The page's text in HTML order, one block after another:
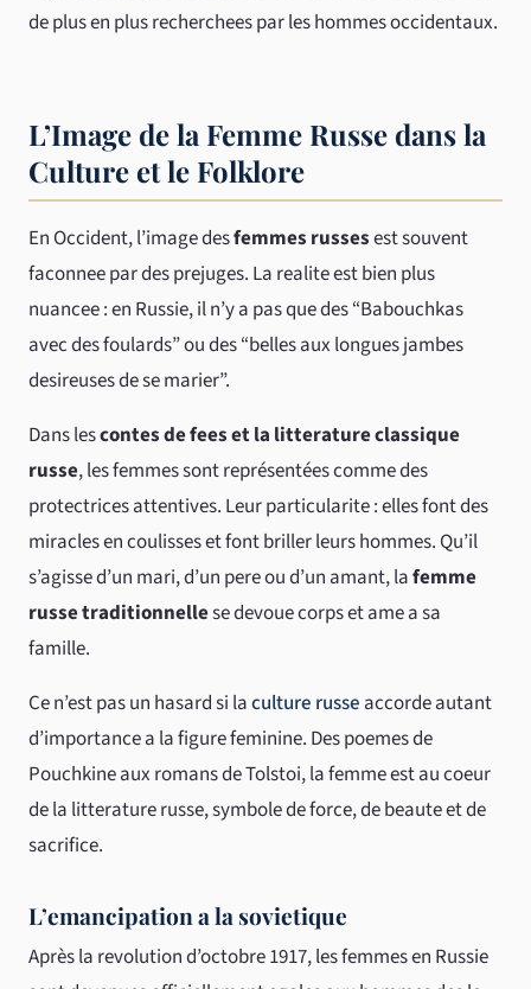
de plus en plus recherchees par les hommes occidentaux.
L’Image de la Femme Russe dans la
Culture et le Folklore
En Occident, l’image desfemmes russesest souvent
faconnee par des prejuges. La realite est bien plus
nuancee : en Russie, il n’y a pas que des “Babouchkas
avec des foulards” ou des “belles aux longues jambes
desireuses de se marier”.
Dans lescontes de fees et la litterature classique
russe, les femmes sont représentées comme des
protectrices attentives. Leur particularite : elles font des
miracles en coulisses et font briller leurs hommes. Qu’il
s’agisse d’un mari, d’un pere ou d’un amant, lafemme
russe traditionnellese devoue corps et ame a sa
famille.
Ce n’est pas un hasard si laculture russe accorde autant
d’importance a la figure feminine. Des poemes de
Pouchkine aux romans de Tolstoi, la femme est au coeur
de la litterature russe, symbole de force, de beaute et de
sacrifice.
L’emancipation a la sovietique
Après la revolution d’octobre 1917, les femmes en Russie